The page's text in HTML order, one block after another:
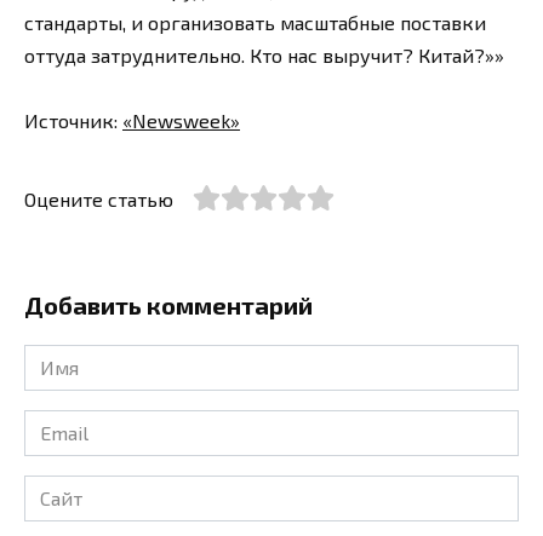
стандарты, и организовать масштабные поставки
оттуда затруднительно. Кто нас выручит? Китай?»»
Источник: «Newsweek»
Оцените статью
Добавить комментарий
Имя
*
Email
*
Сайт